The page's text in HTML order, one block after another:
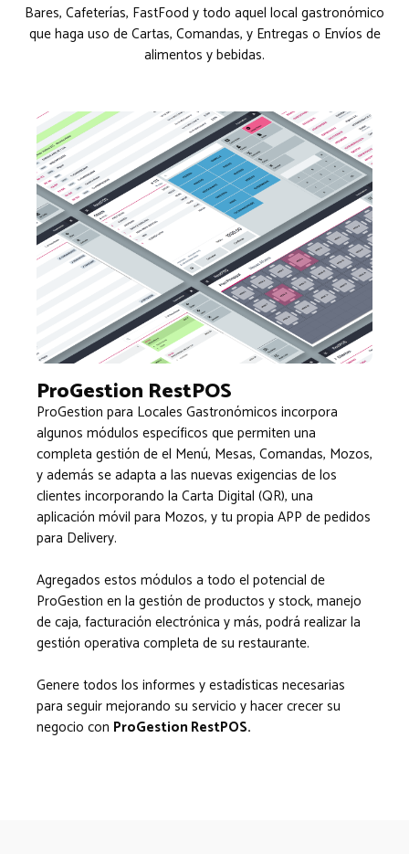
Bares, Cafeterías, FastFood y todo aquel local gastronómico
que haga uso de Cartas, Comandas, y Entregas o Envíos de
alimentos y bebidas.
ProGestion RestPOS
ProGestion para Locales Gastronómicos incorpora
algunos módulos específicos que permiten una
completa gestión de el Menú, Mesas, Comandas, Mozos,
y además se adapta a las nuevas exigencias de los
clientes incorporando la Carta Digital (QR), una
aplicación móvil para Mozos, y tu propia APP de pedidos
para Delivery.
Agregados estos módulos a todo el potencial de
ProGestion en la gestión de productos y stock, manejo
de caja, facturación electrónica y más, podrá realizar la
gestión operativa completa de su restaurante.
Genere todos los informes y estadísticas necesarias
para seguir mejorando su servicio y hacer crecer su
negocio con ProGestion RestPOS.